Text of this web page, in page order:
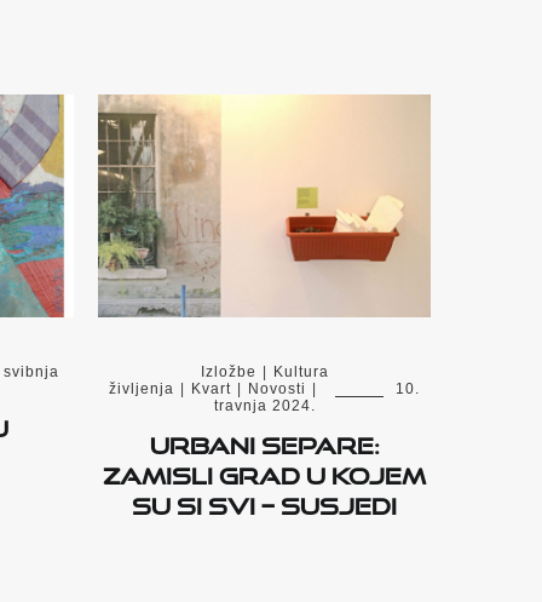
svibnja
Izložbe | Kultura
življenja | Kvart | Novosti |
10.
travnja 2024.
Urbani separe:
Zamisli grad u kojem
su si svi – susjedi